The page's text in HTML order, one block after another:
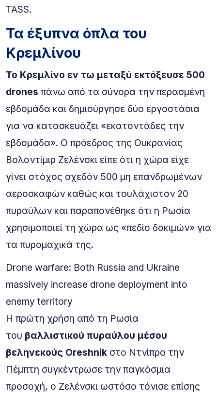
TASS.
Τα έξυπνα όπλα του
Κρεμλίνου
Το Κρεμλίνο εν τω μεταξύ εκτόξευσε 500
drones πάνω από τα σύνορα την περασμένη
εβδομάδα και δημιούργησε δύο εργοστάσια
για να κατασκευάζει «εκατοντάδες την
εβδομάδα». Ο πρόεδρος της Ουκρανίας
Βολοντίμιρ Ζελένσκι είπε ότι η χώρα είχε
γίνει στόχος σχεδόν 500 μη επανδρωμένων
αεροσκαφών καθώς και τουλάχιστον 20
πυραύλων και παραπονέθηκε ότι η Ρωσία
χρησιμοποιεί τη χώρα ως «πεδίο δοκιμών» για
τα πυρομαχικά της.
Drone warfare: Both Russia and Ukraine
massively increase drone deployment into
enemy territory
Η πρώτη χρήση από τη Ρωσία
του βαλλιστικού πυραύλου μέσου
βεληνεκούς Oreshnik στο Ντνίπρο την
Πέμπτη συγκέντρωσε την παγκόσμια
προσοχή, ο Ζελένσκι ωστόσο τόνισε επίσης